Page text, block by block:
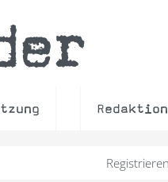
Redaktion
Registrieren